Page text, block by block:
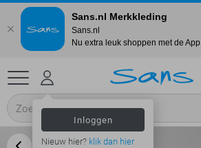
Inloggen
Nieuw hier? klik dan hier
Sans.nl Merkkleding
Sans.nl
Nu extra leuk shoppen met de App.